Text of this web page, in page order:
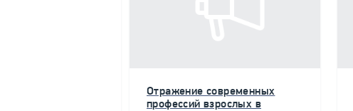
Отражение современных
профессий взрослых в